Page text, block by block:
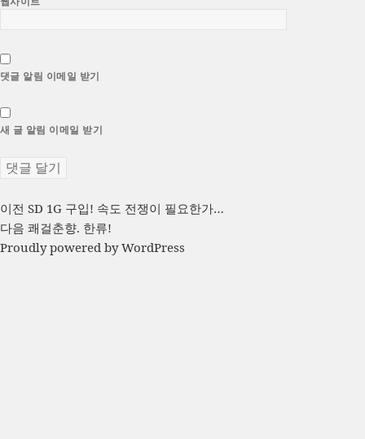
댓글 알림 이메일 받기
새 글 알림 이메일 받기
글
탐
이전 이
전
글:
SD 1G 구입! 속도 전쟁이 필요한가…
다음 다
음
쾌걸춘향. 한류!
Proudly powered by WordPress